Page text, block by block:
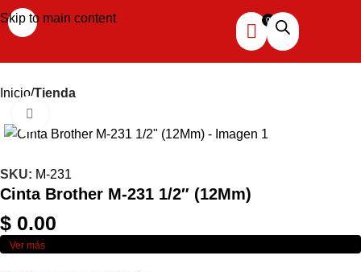
Skip to main content
Inicio Tienda
SKU: M-231
Cinta Brother M-231 1/2″ (12Mm)
$ 0.00
Ver más